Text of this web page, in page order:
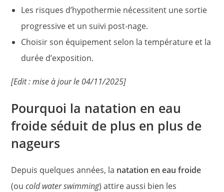
Les risques d’hypothermie nécessitent une sortie
progressive et un suivi post-nage.
Choisir son équipement selon la température et la
durée d’exposition.
[Edit : mise à jour le 04/11/2025]
Pourquoi la natation en eau
froide séduit de plus en plus de
nageurs
Depuis quelques années, la natation en eau froide
(oucold water swimming) attire aussi bien les